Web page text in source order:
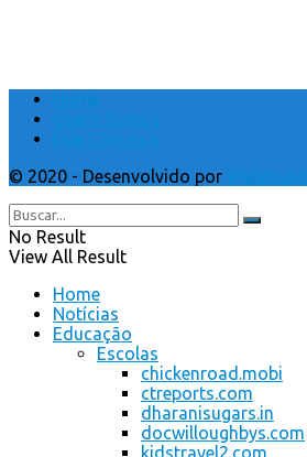
Home
Quem Somos
Fale Conosco
© 2020 - Desenvolvido por
No Result
View All Result
Home
Notícias
Educação
Escolas
chickenroad.mobi
ctreports.com
dharanisugars.in
docwilloughbys.com
kidstravel2.com